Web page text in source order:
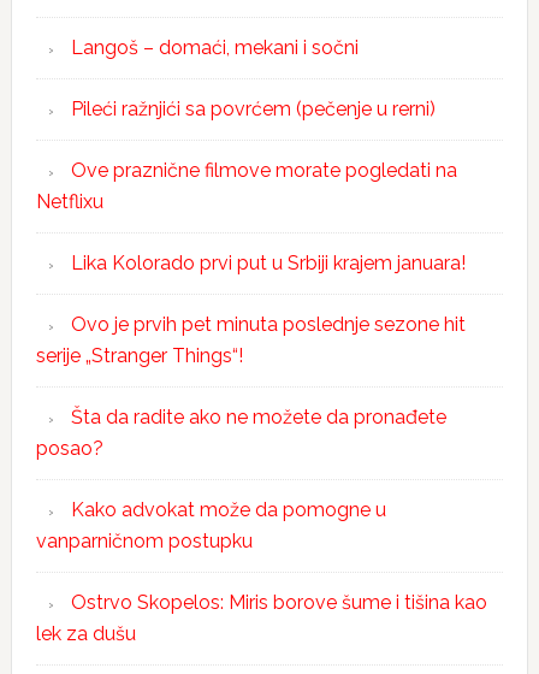
Langoš – domaći, mekani i sočni
Pileći ražnjići sa povrćem (pečenje u rerni)
Ove praznične filmove morate pogledati na
Netflixu
Lika Kolorado prvi put u Srbiji krajem januara!
Ovo je prvih pet minuta poslednje sezone hit
serije „Stranger Things“!
Šta da radite ako ne možete da pronađete
posao?
Kako advokat može da pomogne u
vanparničnom postupku
Ostrvo Skopelos: Miris borove šume i tišina kao
lek za dušu